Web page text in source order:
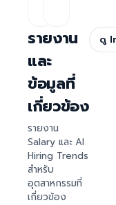
รายงาน
และ
ข้อมูลที่
เกี่ยวข้อง
รายงาน
Salary และ AI
Hiring Trends
สำหรับ
อุตสาหกรรมที่
เกี่ยวข้อง
ดู